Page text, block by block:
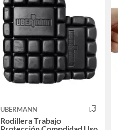
UBERMANN
Rodillera Trabajo